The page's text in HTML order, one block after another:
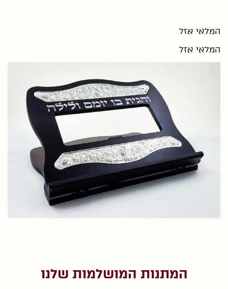
המלאי אזל
המלאי אזל
המתנות המושלמות שלנו